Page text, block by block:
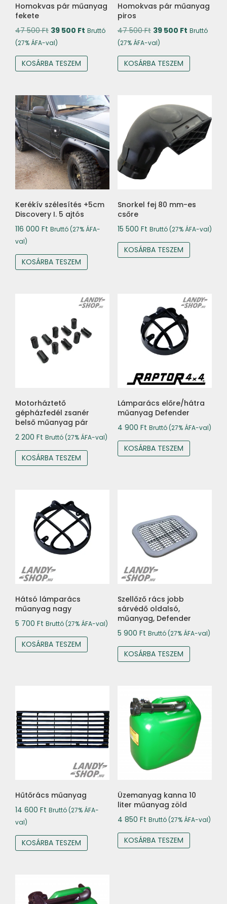
Homokvas pár műanyag
fekete
47 500Ft Original
price
was:
47
39 500 Ft Current
is:
Bruttó
(27% ÁFA-val)
KOSÁRBA TESZEM
Homokvas pár műanyag
piros
47 500Ft Original
price
was:
47
39 500 FtCurrent
is:
Bruttó
(27% ÁFA-val)
KOSÁRBA TESZEM
Kerékív szélesítés +5cm
Discovery I. 5 ajtós
116 000 Ft Bruttó (27% ÁFA-
val)
KOSÁRBA TESZEM
Snorkel fej 80 mm-es
csőre
15 500 Ft Bruttó (27% ÁFA-val)
KOSÁRBA TESZEM
Motorháztető
gépházfedél zsanér
belső műanyag pár
2 200 Ft Bruttó (27% ÁFA-val)
KOSÁRBA TESZEM
Lámparács előre/hátra
műanyag Defender
4 900 Ft Bruttó (27% ÁFA-val)
KOSÁRBA TESZEM
Hátsó lámparács
műanyag nagy
5 700 Ft Bruttó (27% ÁFA-val)
KOSÁRBA TESZEM
Szellőző rács jobb
sárvédő oldalsó,
műanyag, Defender
5 900 Ft Bruttó (27% ÁFA-val)
KOSÁRBA TESZEM
Hűtőrács műanyag
14 600 Ft Bruttó (27% ÁFA-
val)
KOSÁRBA TESZEM
Üzemanyag kanna 10
liter műanyag zöld
4 850 Ft Bruttó (27% ÁFA-val)
KOSÁRBA TESZEM